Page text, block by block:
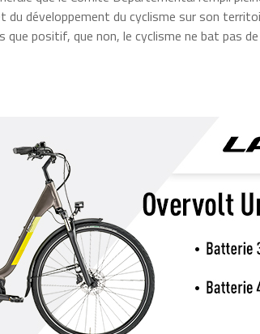
du développement du cyclisme sur son
positif, que non, le cyclisme ne bat pas